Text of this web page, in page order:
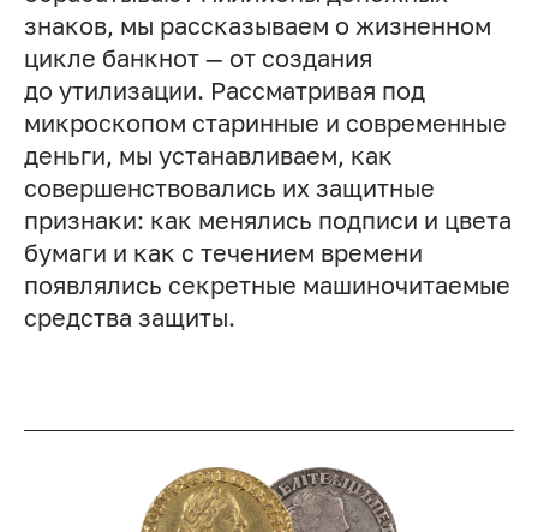
знаков, мы рассказываем о жизненном
цикле банкнот — от создания
до утилизации. Рассматривая под
микроскопом старинные и современные
деньги, мы устанавливаем, как
совершенствовались их защитные
признаки: как менялись подписи и цвета
бумаги и как с течением времени
появлялись секретные машиночитаемые
средства защиты.